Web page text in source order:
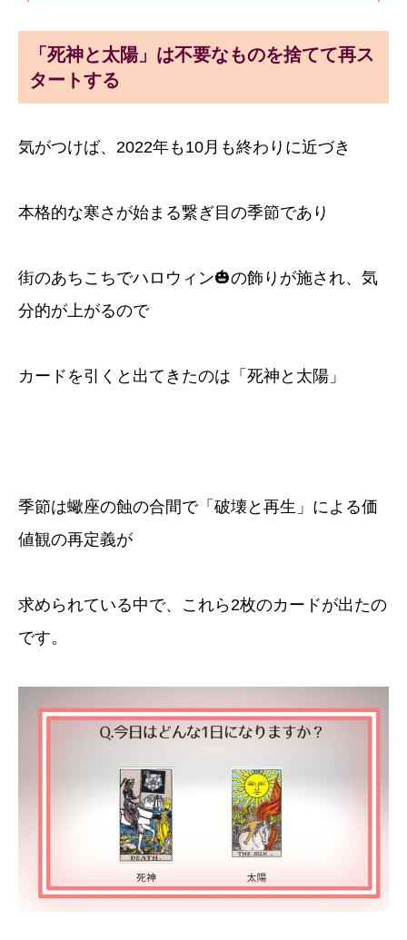
「死神と太陽」は不要なものを捨てて再ス
タートする
気がつけば、2022年も10月も終わりに近づき
本格的な寒さが始まる繋ぎ目の季節であり
街のあちこちでハロウィン🎃の飾りが施され、気
分的が上がるので
カードを引くと出てきたのは「死神と太陽」
季節は蠍座の蝕の合間で「破壊と再生」による価
値観の再定義が
求められている中で、これら2枚のカードが出たの
です。